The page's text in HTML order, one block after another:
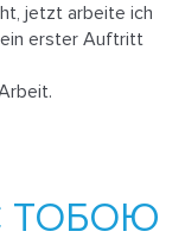
jetzt arbeite ich
erster Auftritt
ТОБОЮ